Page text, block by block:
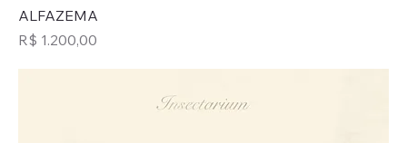
ALFAZEMA
Preço
R$ 1.200,00